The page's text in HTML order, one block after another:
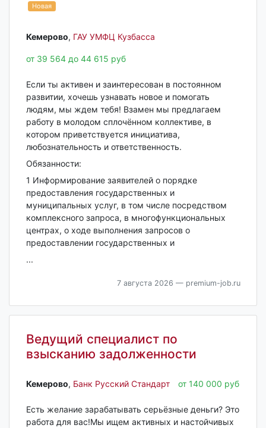
Новая
Кемерово‎, ГАУ УМФЦ Кузбасса
от 39 564 до 44 615 руб
Если ты активен и заинтересован в постоянном
развитии, хочешь узнавать новое и помогать
людям, мы ждем тебя! Взамен мы предлагаем
работу в молодом сплочённом коллективе, в
котором приветствуется инициатива,
любознательность и ответственность.
Обязанности:
1 Информирование заявителей о порядке
предоставления государственных и
муниципальных услуг, в том числе посредством
комплексного запроса, в многофункциональных
центрах, о ходе выполнения запросов о
предоставлении государственных и
...
7 августа 2026 — premium-job.ru
Ведущий специалист по
взысканию задолженности
Кемерово‎, Банк Русский Стандарт от 140 000 руб
Есть желание зарабатывать серьёзные деньги? Это
работа для вас!Мы ищем активных и настойчивых